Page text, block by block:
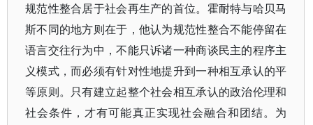
规范性整合居于社会再生产的首位。霍耐特与哈贝马
斯不同的地方则在于，他认为规范性整合不能停留在
语言交往行为中，不能只诉诸一种商谈民主的程序主
义模式，而必须有针对性地提升到一种相互承认的平
等原则。只有建立起整个社会相互承认的政治伦理和
社会条件，才有可能真正实现社会融合和团结。为